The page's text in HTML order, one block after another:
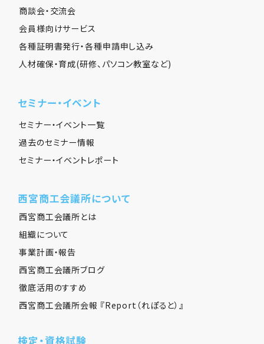
商談会・交流会
会員様向けサービス
各種証明書発行・各種申請申し込み
人材確保・育成(研修、パソコン教室など)
セミナー・イベント
セミナー・イベント一覧
過去のセミナー情報
セミナー・イベントレポート
西宮商工会議所について
西宮商工会議所とは
組織について
事業計画・報告
西宮商工会議所ブログ
徹底活用のすすめ
西宮商工会議所会報 『Report（れぽると）』
検定・資格試験